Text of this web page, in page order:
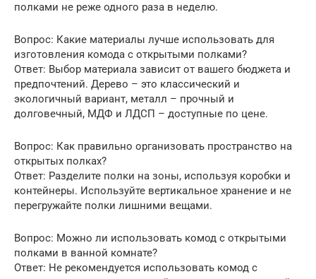
полками не реже одного раза в неделю.
Вопрос: Какие материалы лучше использовать для
изготовления комода с открытыми полками?
Ответ: Выбор материала зависит от вашего бюджета и
предпочтений. Дерево – это классический и
экологичный вариант, металл – прочный и
долговечный, МДФ и ЛДСП – доступные по цене.
Вопрос: Как правильно организовать пространство на
открытых полках?
Ответ: Разделите полки на зоны, используя коробки и
контейнеры. Используйте вертикальное хранение и не
перегружайте полки лишними вещами.
Вопрос: Можно ли использовать комод с открытыми
полками в ванной комнате?
Ответ: Не рекомендуется использовать комод с